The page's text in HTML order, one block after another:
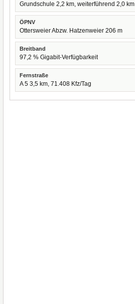
Grundschule 2,2 km, weiterführend 2,0 km
ÖPNV
Ottersweier Abzw. Hatzenweier 206 m
Breitband
97,2 % Gigabit-Verfügbarkeit
Fernstraße
A 5 3,5 km, 71.408 Kfz/Tag